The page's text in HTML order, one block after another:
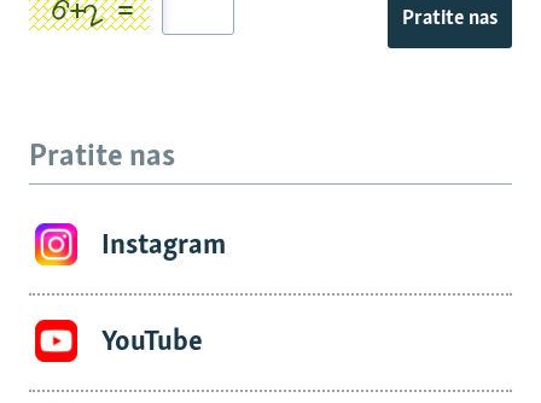
Pratite nas
Pratite nas
Instagram
YouTube